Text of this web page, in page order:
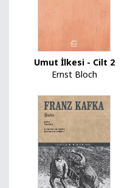
Umut İlkesi - Cilt 2
Ernst Bloch